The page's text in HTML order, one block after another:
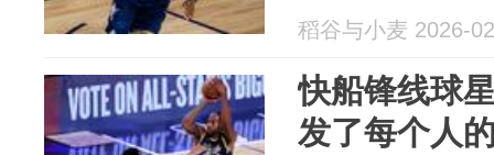
稻谷与小麦 2026-
快船锋线球
发了每个人